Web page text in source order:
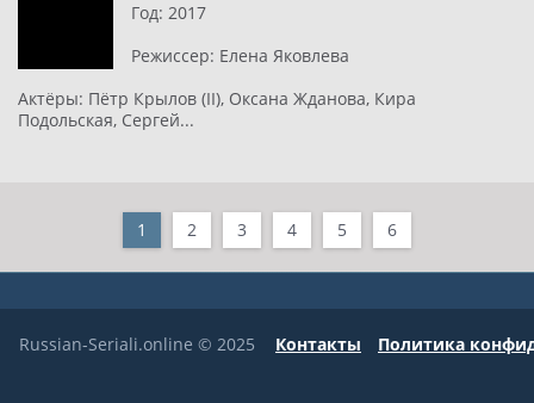
Год: 2017
Режиссер: Елена Яковлева
Актёры: Пётр Крылов (II), Оксана Жданова, Кира
Подольская, Сергей...
1 2 3 4 5 6
Russian-Seriali.online © 2025 Контакты Политика